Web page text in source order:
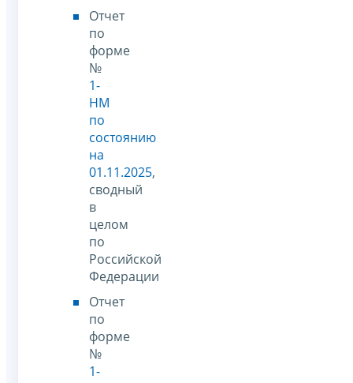
Отчет
по
форме
№
1-
НМ
по
состоянию
на
01.11.2025,
сводный
в
целом
по
Российской
Федерации
Отчет
по
форме
№
1-